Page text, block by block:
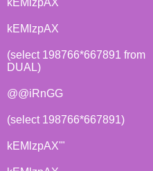
kEMlzpAX
kEMlzpAX
(select 198766*667891 from
DUAL)
@@iRnGG
(select 198766*667891)
kEMlzpAX'"